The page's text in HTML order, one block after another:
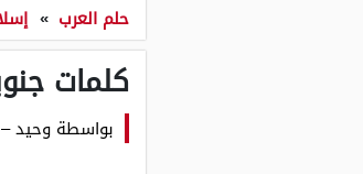
حلم العرب »
كلمات
بواسطة وحيد–